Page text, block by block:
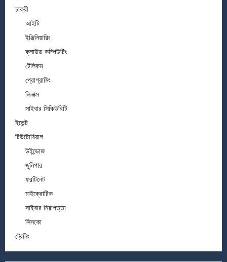
চাকরী
আইটি
ইঞ্জিনিয়ারিং
ক্লাউড কম্পিউটিং
টেলিকম
প্রোগ্রামিং
লিনাক্স
সাইবার সিকিউরিটি
ইভেন্ট
টিউটোরিয়াল
উইন্ডোজ
জুনিপার
ফরটিনেট
মাইক্রোটিক
সাইবার নিরাপত্তা
সিসকো
ট্রেনিং